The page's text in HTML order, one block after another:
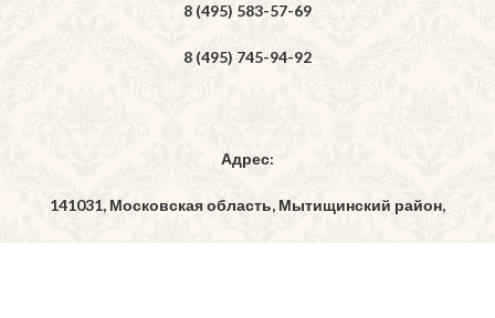
8 (495) 583-57-69
8 (495) 745-94-92
Адрес:
141031, Московская область, Мытищинский район,